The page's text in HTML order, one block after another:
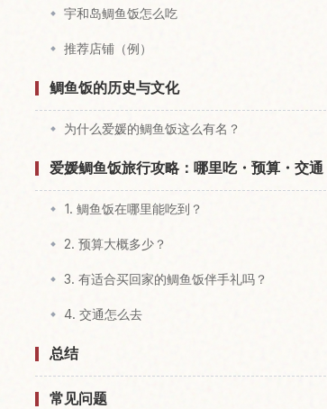
宇和岛鲷鱼饭怎么吃
推荐店铺（例）
鲷鱼饭的历史与文化
为什么爱媛的鲷鱼饭这么有名？
爱媛鲷鱼饭旅行攻略：哪里吃・预算・交通
1. 鲷鱼饭在哪里能吃到？
2. 预算大概多少？
3. 有适合买回家的鲷鱼饭伴手礼吗？
4. 交通怎么去
总结
常见问题